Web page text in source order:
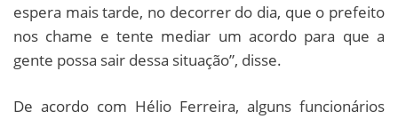
espera mais tarde, no decorrer do dia, que o prefeito
nos chame e tente mediar um acordo para que a
gente possa sair dessa situação”, disse.
De acordo com Hélio Ferreira, alguns funcionários